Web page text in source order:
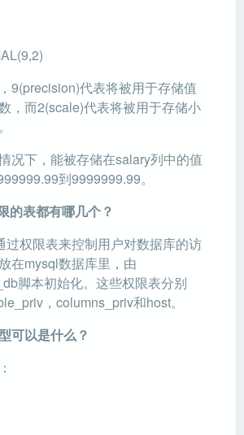
9(precision)代表将被用于存储值
，而2(scale)代表将被用于存储小
况下，能被存储在salary列中的值
到9999999.99。
的表都有哪几个？
过权限表来控制用户对数据库的访
在mysql数据库里，由
脚本初始化。这些权限表分别
，columns_priv和host。
可以是什么？